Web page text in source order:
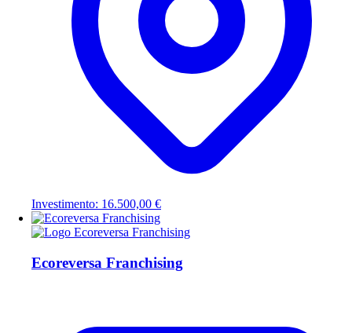
Investimento: 16.500,00 €
Ecoreversa Franchising